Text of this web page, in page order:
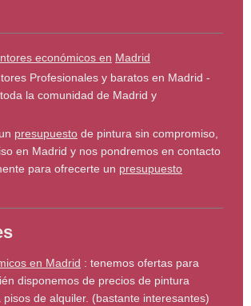
económicos en Madrid
Profesionales y baratos en Madrid -
la comunidad de Madrid y
presupuesto de pintura sin compromiso,
en Madrid y nos pondremos en contacto
para ofrecerte un presupuesto
en Madrid : tenemos ofertas para
disponemos de precios de pintura
de alquiler. (bastante interesantes)